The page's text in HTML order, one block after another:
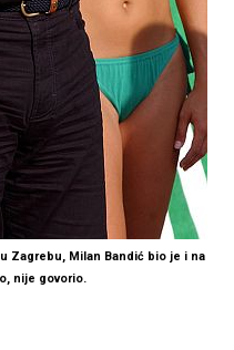
Zagrebu, Milan Bandić bio je i na
nije govorio.